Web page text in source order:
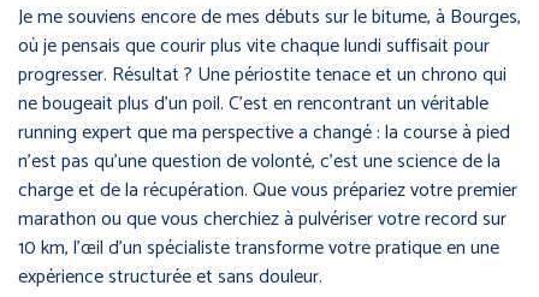
Je me souviens encore de mes débuts sur le bitume, à Bourges,
où je pensais que courir plus vite chaque lundi suffisait pour
progresser. Résultat ? Une périostite tenace et un chrono qui
ne bougeait plus d’un poil. C’est en rencontrant un véritable
running expert que ma perspective a changé : la course à pied
n’est pas qu’une question de volonté, c’est une science de la
charge et de la récupération. Que vous prépariez votre premier
marathon ou que vous cherchiez à pulvériser votre record sur
10 km, l’œil d’un spécialiste transforme votre pratique en une
expérience structurée et sans douleur.